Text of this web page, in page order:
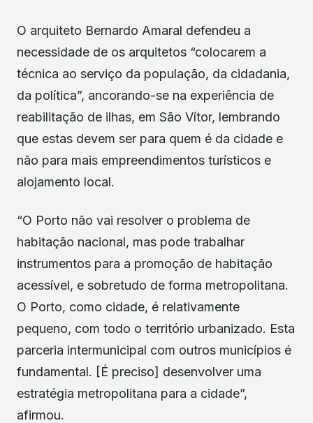
O arquiteto Bernardo Amaral defendeu a
necessidade de os arquitetos “colocarem a
técnica ao serviço da população, da cidadania,
da política”, ancorando-se na experiência de
reabilitação de ilhas, em São Vítor, lembrando
que estas devem ser para quem é da cidade e
não para mais empreendimentos turísticos e
alojamento local.
“O Porto não vai resolver o problema de
habitação nacional, mas pode trabalhar
instrumentos para a promoção de habitação
acessível, e sobretudo de forma metropolitana.
O Porto, como cidade, é relativamente
pequeno, com todo o território urbanizado. Esta
parceria intermunicipal com outros municípios é
fundamental. [É preciso] desenvolver uma
estratégia metropolitana para a cidade”,
afirmou.